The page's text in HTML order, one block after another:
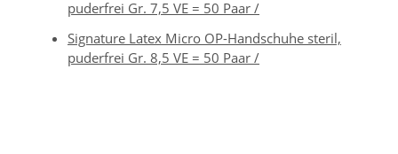
puderfrei Gr. 7,5 VE = 50 Paar /
Signature Latex Micro OP-Handschuhe steril,
puderfrei Gr. 8,5 VE = 50 Paar /